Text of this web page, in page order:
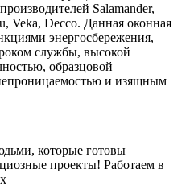
Salamander,
Veka, Decco. Данная оконная
энергосбережения,
службы, высокой
образцовой
и изящным
которые готовы
проекты! Работаем в